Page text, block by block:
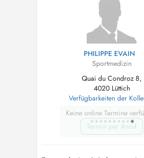
PHILIPPE EVAIN
Sportmedizin
Quai du Condroz 8,
4020 Lüttich
Verfügbarkeiten der
Keine online Termine
Termin per Anruf